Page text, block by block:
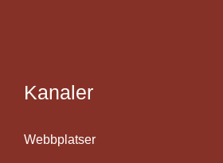
Kanaler
Webbplatser